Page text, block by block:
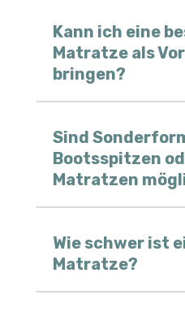
Kann ich eine
Matratze als
bringen?
Sind
Bootsspitzen
Matratzen
Wie schwer ist
Matratze?